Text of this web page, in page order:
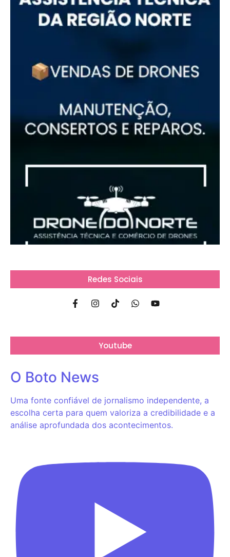
Redes Sociais
Youtube
O Boto News
Uma fonte confiável de jornalismo independente, a
escolha certa para quem valoriza a credibilidade e a
análise aprofundada dos acontecimentos.